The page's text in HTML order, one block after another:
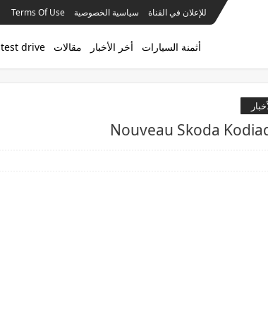
للإعلان في القناة سياسية الخصوصية Terms Of Use
أثمنة السيارات أخر الأخبار مقالات test drive
Nouveau Skoda